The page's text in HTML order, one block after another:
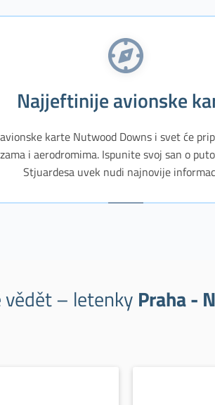
Najjeftinije avionske
karte Nutwood Downs i svet će
i aerodromima. Ispunite svoj san o
Stjuardesa uvek nudi najnovije
vědět – letenky Praha -